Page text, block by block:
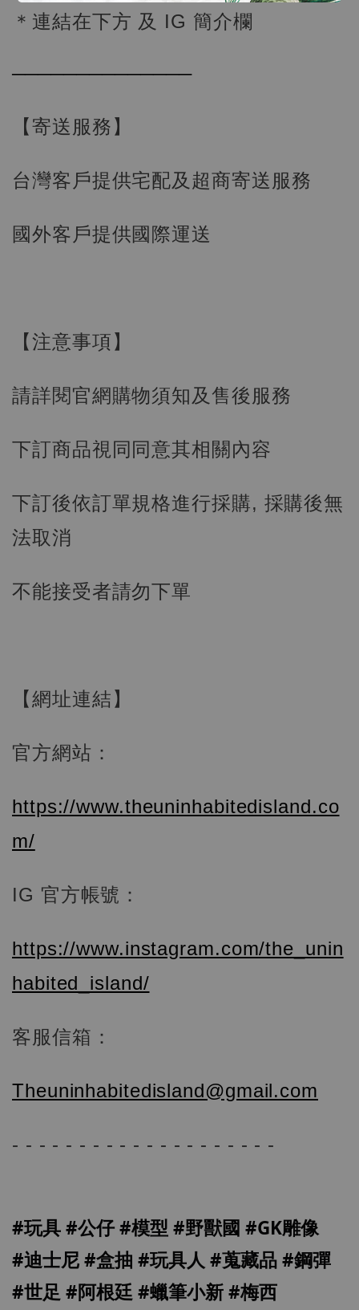
摩 [7STARS Studio]
NT$ 1,870
加入購物車
【現貨】BJSTUDIO 1/6系列可動蒐藏人偶 讓
＊連結在下方 及 IG 簡介欄
──────────────
【寄送服務】
台灣客戶提供宅配及超商寄送服務
國外客戶提供國際運送
【注意事項】
請詳閱官網購物須知及售後服務
下訂商品視同同意其相關內容
下訂後依訂單規格進行採購, 採購後無
法取消
不能接受者請勿下單
【網址連結】
官方網站：
https://www.theuninhabitedisland.co
m/
IG 官方帳號：
https://www.instagram.com/the_unin
habited_island/
客服信箱：
Theuninhabitedisland@gmail.com
- - - - - - - - - - - - - - - - - - - -
#玩具#公仔#模型 #野獸國 #GK雕像
#迪士尼#盒抽 #玩具人 #蒐藏品#鋼彈
#世足#阿根廷#蠟筆小新#梅西